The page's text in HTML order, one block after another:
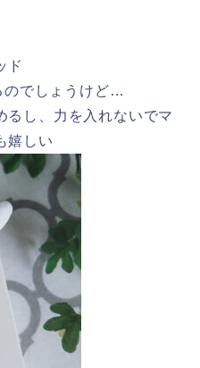
ド
のでしょうけど…
るし、力を入れないでマ
嬉しい